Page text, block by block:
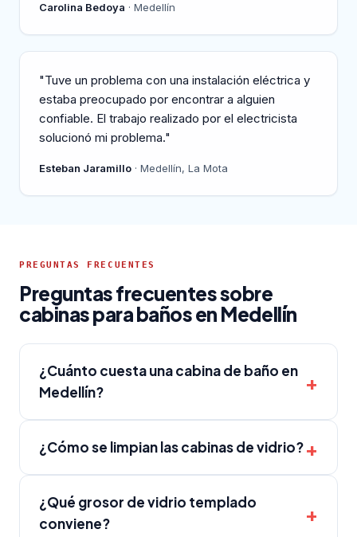
Carolina Bedoya · Medellín
"Tuve un problema con una instalación eléctrica y
estaba preocupado por encontrar a alguien
confiable. El trabajo realizado por el electricista
solucionó mi problema."
Esteban Jaramillo · Medellín, La Mota
PREGUNTAS FRECUENTES
Preguntas frecuentes sobre
cabinas para baños en Medellín
¿Cuánto cuesta una cabina de baño en
Medellín?
¿Cómo se limpian las cabinas de vidrio?
¿Qué grosor de vidrio templado
conviene?